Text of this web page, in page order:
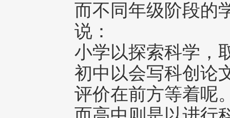
而不同年级阶段的
说：
小学以探索科学，
初中以会写科创论
评价在前方等着呢